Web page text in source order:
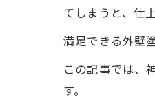
てしまうと、仕
満足できる外壁
この記事では、
す。